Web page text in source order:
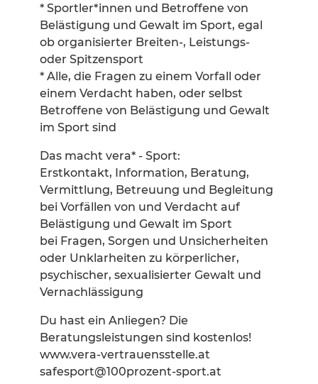
* Sportler*innen und Betroffene von
Belästigung und Gewalt im Sport, egal
ob organisierter Breiten-, Leistungs-
oder Spitzensport
* Alle, die Fragen zu einem Vorfall oder
einem Verdacht haben, oder selbst
Betroffene von Belästigung und Gewalt
im Sport sind
Das macht vera* - Sport:
Erstkontakt, Information, Beratung,
Vermittlung, Betreuung und Begleitung
bei Vorfällen von und Verdacht auf
Belästigung und Gewalt im Sport
bei Fragen, Sorgen und Unsicherheiten
oder Unklarheiten zu körperlicher,
psychischer, sexualisierter Gewalt und
Vernachlässigung
Du hast ein Anliegen? Die
Beratungsleistungen sind kostenlos!
www.vera-vertrauensstelle.at
safesport@100prozent-sport.at